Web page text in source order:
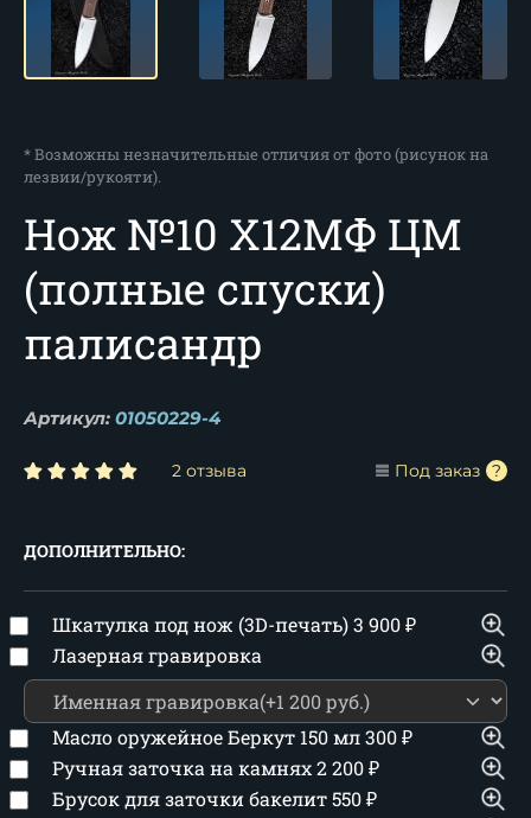
* Возможны незначительные отличия от фото (рисунок на
лезвии/рукояти).
Нож №10 Х12МФ ЦМ
(полные спуски)
палисандр
Артикул: 01050229-4
2 отзыва Под заказ
ДОПОЛНИТЕЛЬНО:
Шкатулка под нож (3D-печать)3 900₽
Лазерная гравировка
Масло оружейное Беркут 150 мл300₽
Ручная заточка на камнях2 200₽
Брусок для заточки бакелит550₽